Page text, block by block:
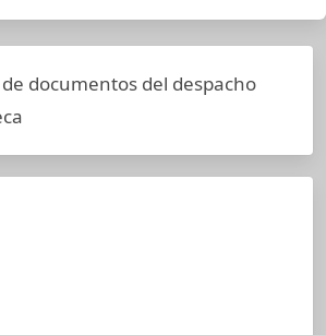
documentos del despacho